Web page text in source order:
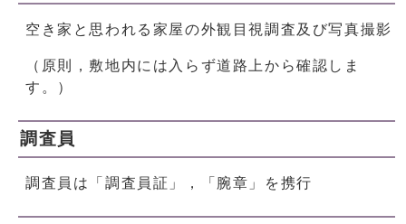
空き家と思われる家屋の外観目視調査及び写真撮影
（原則，敷地内には入らず道路上から確認しま
す。）
調査員
調査員は「調査員証」，「腕章」を携行